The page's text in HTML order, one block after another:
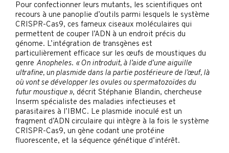
Pour confectionner leurs mutants, les scientifiques ont
recours à une panoplie d’outils parmi lesquels le système
CRISPR-Cas9, ces fameux ciseaux moléculaires qui
permettent de couper l’ADN à un endroit précis du
génome. L’intégration de transgènes est
particulièrement efficace sur les œufs de moustiques du
genre Anopheles. « On introduit, à l’aide d’une aiguille
ultrafine, un plasmide dans la partie postérieure de l’œuf, là
où vont se développer les ovules ou spermatozoïdes du
futur moustique », décrit Stéphanie Blandin, chercheuse
Inserm spécialiste des maladies infectieuses et
parasitaires à l’IBMC. Le plasmide inoculé est un
fragment d’ADN circulaire qui intègre à la fois le système
CRISPR-Cas9, un gène codant une protéine
fluorescente, et la séquence génétique d’intérêt.